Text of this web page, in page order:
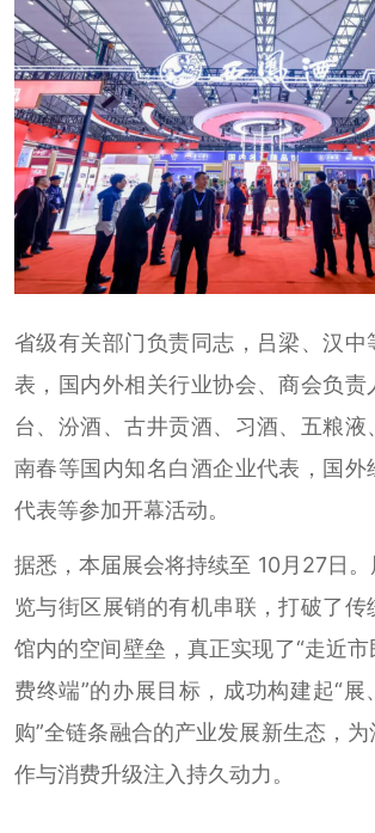
省级有关部门负责同志，吕梁、汉中
表，国内外相关行业协会、商会负责
台、汾酒、古井贡酒、习酒、五粮液
南春等国内知名白酒企业代表，国外
代表等参加开幕活动。
据悉，本届展会将持续至 10月27日
览与街区展销的有机串联，打破了传
馆内的空间壁垒，真正实现了“走近
费终端”的办展目标，成功构建起“展
购”全链条融合的产业发展新生态，
作与消费升级注入持久动力。